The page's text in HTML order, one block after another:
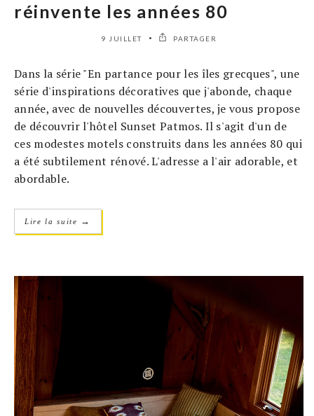
réinvente les années 80
9 JUILLET PARTAGER
Dans la série "En partance pour les îles grecques", une
série d'inspirations décoratives que j'abonde, chaque
année, avec de nouvelles découvertes, je vous propose
de découvrir l'hôtel Sunset Patmos. Il s'agit d'un de
ces modestes motels construits dans les années 80 qui
a été subtilement rénové. L'adresse a l'air adorable, et
abordable.
Lire la suite →